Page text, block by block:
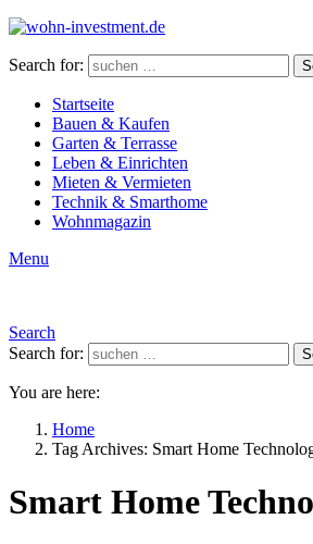
Search for:
Startseite
Bauen & Kaufen
Garten & Terrasse
Leben & Einrichten
Mieten & Vermieten
Technik & Smarthome
Wohnmagazin
Menu
Search
Search for:
You are here:
Home
Tag Archives: Smart Home
Smart Home